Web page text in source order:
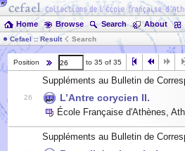
Home Browse Search About
Cefael :: Result Search
Position to 35 of 35
Suppléments au Bulletin de
26 L’Antre corycien II.
École Française d'Athènes,
Suppléments au Bulletin de